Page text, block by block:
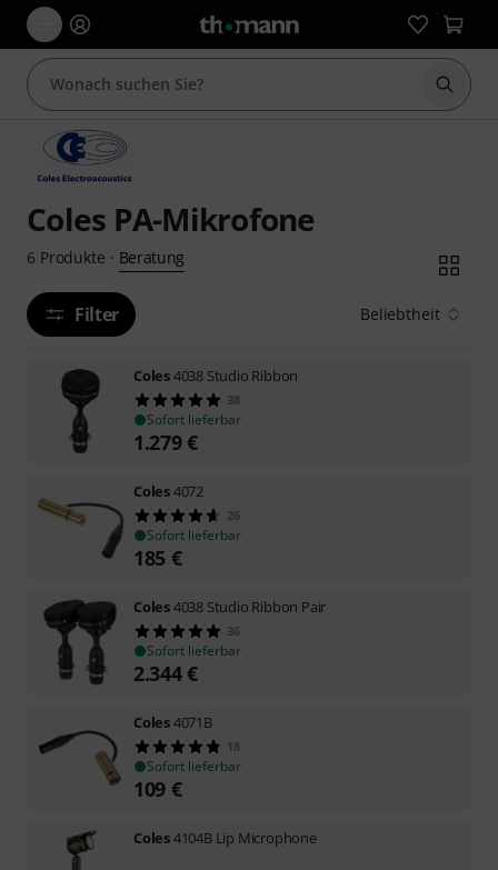
Suche
Coles PA-Mikrofone
6 Produkte · Beratung
Filter Beliebtheit
Coles4038 Studio Ribbon
38
Sofort lieferbar
1.279€
Coles4072
26
Sofort lieferbar
185 €
Coles4038 Studio Ribbon Pair
36
Sofort lieferbar
2.344€
Coles4071B
18
Sofort lieferbar
109 €
Coles4104B Lip Microphone